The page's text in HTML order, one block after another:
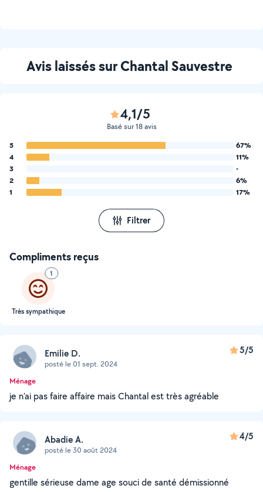
Avis laissés sur Chantal Sauvestre
4,1/5
Basé sur 18 avis
5
67%
4
11%
3
-
2
6%
1
17%
Filtrer
Compliments reçus
1
Très sympathique
Emilie D.
posté le 01 sept. 2024
5/5
Ménage
je n'ai pas faire affaire mais Chantal est très agréable
Abadie A.
posté le 30 août 2024
4/5
Ménage
gentille sérieuse dame age souci de santé démissionné